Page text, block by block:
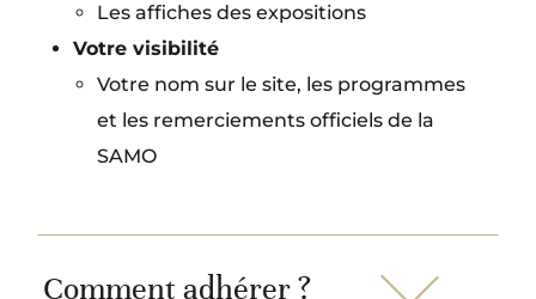
Les affiches des expositions
Votre visibilité
Votre nom sur le site, les programmes
et les remerciements officiels de la
SAMO
Comment adhérer ?